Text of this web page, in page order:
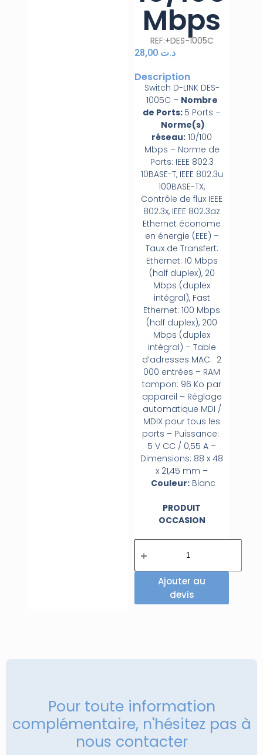
Mbps
REF:+DES-1005C
د.ت
Description
Switch D-LINK DES-
1005C – Nombre
de Ports: 5 Ports –
Norme(s)
réseau: 10/100
Mbps – Norme de
Ports: IEEE 802.3
10BASE-T, IEEE 802.3u
100BASE-TX,
Contrôle de flux IEEE
802.3x, IEEE 802.3az
Ethernet économe
en énergie (EEE) –
Taux de Transfert:
Ethernet: 10 Mbps
(half duplex), 20
Mbps (duplex
intégral), Fast
Ethernet: 100 Mbps
(half duplex), 200
Mbps (duplex
intégral) – Table
d’adresses MAC: 2
000 entrées – RAM
tampon: 96 Ko par
appareil – Réglage
automatique MDI /
MDIX pour tous les
ports – Puissance:
5 V CC / 0,55 A –
Dimensions: 88 x 48
x 21,45 mm –
Couleur:Blanc
PRODUIT
OCCASION
Ajouter au
devis
Pour toute information
complémentaire, n'hésitez pas à
nous contacter